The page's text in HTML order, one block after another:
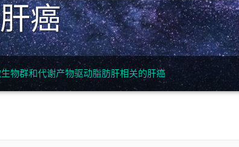
癌
物群和代谢产物驱动脂肪肝相关的肝癌